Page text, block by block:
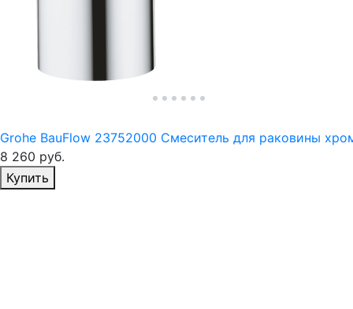
Grohe BauFlow 23752000 Смеситель для раковины
8 260 руб.
Купить